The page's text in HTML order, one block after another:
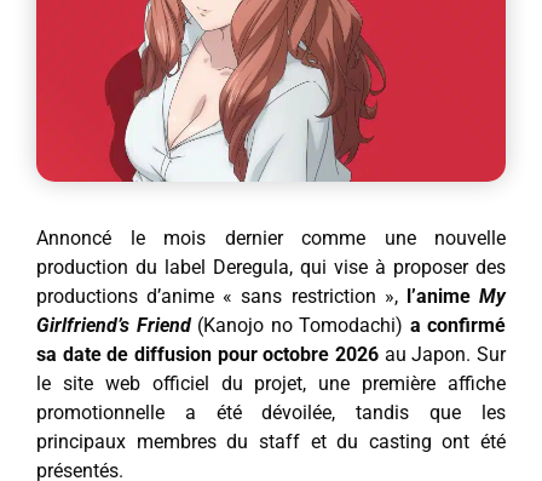
Annoncé le mois dernier comme une nouvelle
production du label Deregula, qui vise à proposer des
productions d’anime « sans restriction », l’animeMy
Girlfriend’s Friend (Kanojo no Tomodachi) a confirmé
sa date de diffusion pour octobre 2026 au Japon. Sur
le site web officiel du projet, une première affiche
promotionnelle a été dévoilée, tandis que les
principaux membres du staff et du casting ont été
présentés.